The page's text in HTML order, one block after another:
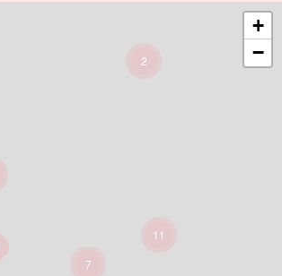
2
7
11
+
−